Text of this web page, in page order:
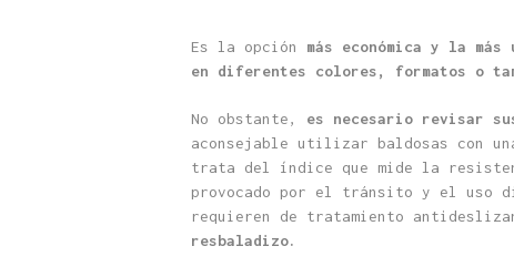
Es la opción más económica y la
en diferentes colores, formatos o
No obstante, es necesario revisar
aconsejable utilizar baldosas con
trata del índice que mide la
provocado por el tránsito y el uso
requieren de tratamiento
resbaladizo.